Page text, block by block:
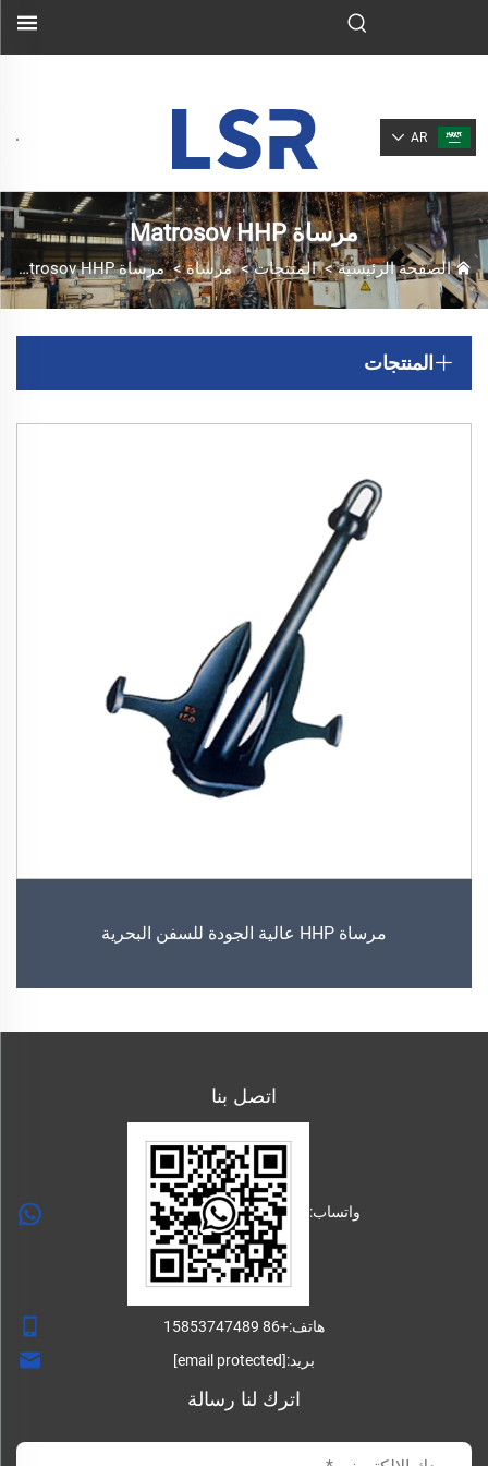
AR
مرساة Matrosov HHP
الصفحة الرئيسية>المنتجات>مرساة>مرساة Matrosov HHP
المنتجات
مرساة HHP عالية الجودة للسفن البحرية
اتصل بنا
واتساب:
هاتف:+86 15853747489
بريد:[email protected]
اترك لنا رسالة